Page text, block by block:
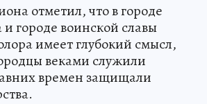
отметил, что в городе
городе воинской славы
имеет глубокий смысл,
веками служили
времен защищали